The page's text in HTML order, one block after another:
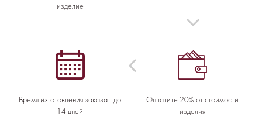
изделие
Оплатите 20% от стоимости
изделия
Время изготовления заказа - до
14 дней